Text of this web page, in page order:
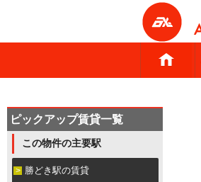
ピックアップ賃貸一覧
この物件の主要駅
勝どき駅の賃貸